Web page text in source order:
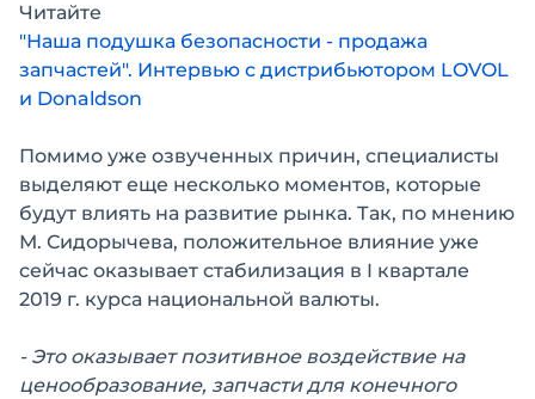
Читайте
"Наша подушка безопасности - продажа
запчастей". Интервью с дистрибьютором LOVOL
и Donaldson
Помимо уже озвученных причин, специалисты
выделяют еще несколько моментов, которые
будут влиять на развитие рынка. Так, по мнению
М. Сидорычева, положительное влияние уже
сейчас оказывает стабилизация в I квартале
2019 г. курса национальной валюты.
- Это оказывает позитивное воздействие на
ценообразование, запчасти для конечного